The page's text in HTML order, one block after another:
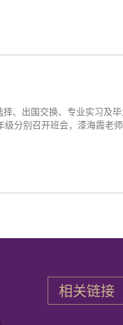
、出国交换、专业实习及
级分别召开班会，漆海霞老